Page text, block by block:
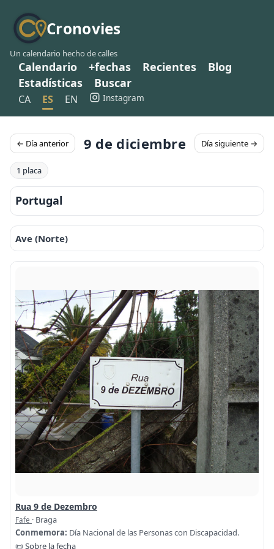
Cronovies
Un calendario hecho de calles
Calendario +fechas Recientes
Blog
Estadísticas
Buscar
CA ES EN Instagram
← Día anterior 9 de diciembre Día siguiente →
1 placa
Portugal
Ave (Norte)
Rua 9 de Dezembro
Fafe · Braga
Conmemora: Día Nacional de las Personas con Discapacidad.
📜 Sobre la fecha